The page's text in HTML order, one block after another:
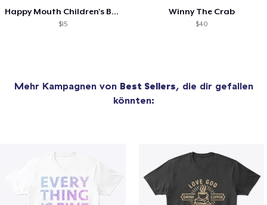
Happy Mouth Children's Book
$15
Winny The Crab
$40
Mehr Kampagnen von Best Sellers, die dir gefallen
könnten: